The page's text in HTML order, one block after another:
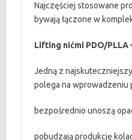
Najczęściej stosowane
bywają łączone w
Lifting nićmi PDO/
Jedną z
polega na wprowadzeniu
bezpośrednio unoszą
pobudzają produkcję